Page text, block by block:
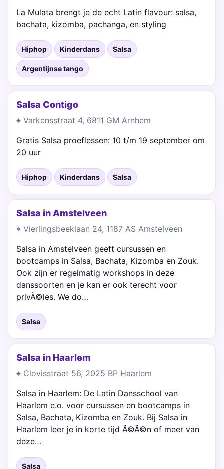
La Mulata brengt je de echt Latin flavour: salsa,
bachata, kizomba, pachanga, en styling
Hiphop Kinderdans Salsa
Argentijnse tango
Salsa Contigo
Varkensstraat 4, 6811 GM Arnhem
Gratis Salsa proeflessen: 10 t/m 19 september om
20 uur
Hiphop Kinderdans Salsa
Salsa in Amstelveen
Vierlingsbeeklaan 24, 1187 AS Amstelveen
Salsa in Amstelveen geeft cursussen en
bootcamps in Salsa, Bachata, Kizomba en Zouk.
Ook zijn er regelmatig workshops in deze
danssoorten en je kan er ook terecht voor
privÃ©les. We do…
Salsa
Salsa in Haarlem
Clovisstraat 56, 2025 BP Haarlem
Salsa in Haarlem: De Latin Dansschool van
Haarlem e.o. voor cursussen en bootcamps in
Salsa, Bachata, Kizomba en Zouk. Bij Salsa in
Haarlem leer je in korte tijd Ã©Ã©n of meer van
deze…
Salsa